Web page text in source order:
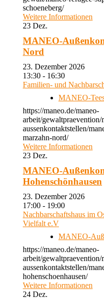
schoeneberg/
Weitere Informationen
23 Dez.
MANEO-
Nord
23. Dezember 2026
13:30 - 16:30
Familien- und
MANEO-
https://maneo.de/maneo-
arbeit/gewaltpraevention/
aussenkontaktstellen/
marzahn-nord/
Weitere Informationen
23 Dez.
MANEO-
Hohenschönhausen
23. Dezember 2026
17:00 - 19:00
Nachbarschaftshaus im
Vielfalt e.V
MANEO-
https://maneo.de/maneo-
arbeit/gewaltpraevention/
aussenkontaktstellen/
hohenschoenhausen/
Weitere Informationen
24 Dez.